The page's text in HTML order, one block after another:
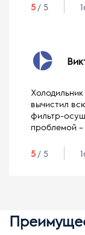
5 / 5
вычистил
фильтр-
проблемой
5 / 5